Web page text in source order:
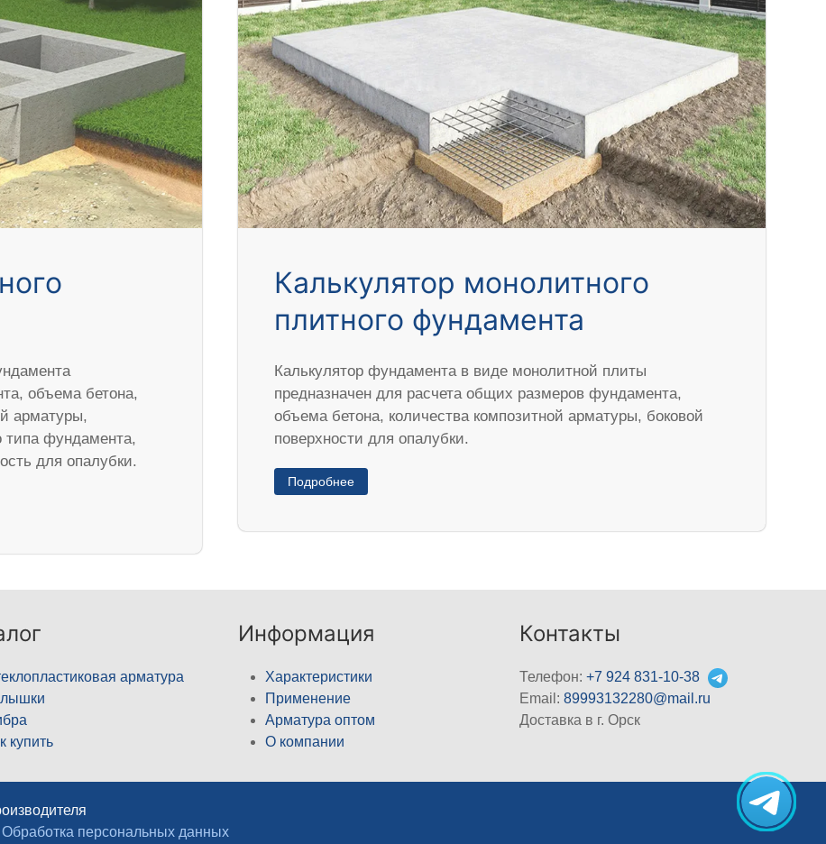
объема бетона,
арматуры,
типа фундамента,
для опалубки.
Калькулятор монолитного
плитного фундамента
Калькулятор фундамента в виде монолитной плиты
предназначен для расчета общих размеров фундамента,
объема бетона, количества композитной арматуры, боковой
поверхности для опалубки.
Подробнее
арматура
купить
Информация
Характеристики
Применение
Арматура оптом
О компании
Контакты
Телефон:+7 924 831-10-38
Email:89993132280@mail.ru
Доставка в г. Орск
Обработка персональных данных